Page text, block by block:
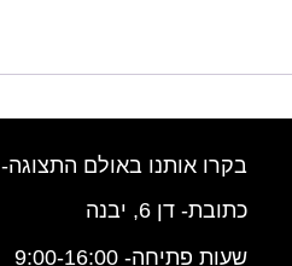
בקרו אותנו באולם התצוגה-
כתובת- דן 6, יבנה
שעות פתיחה- 9:00-16:00